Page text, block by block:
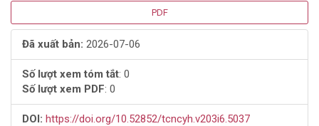
Thanh
bên
bài
viết
PDF
Đã xuất bản: 2026-07-06
Số lượt xem tóm tắt: 0
Số lượt xem PDF: 0
DOI: https://doi.org/10.52852/tcncyh.v203i6.5037